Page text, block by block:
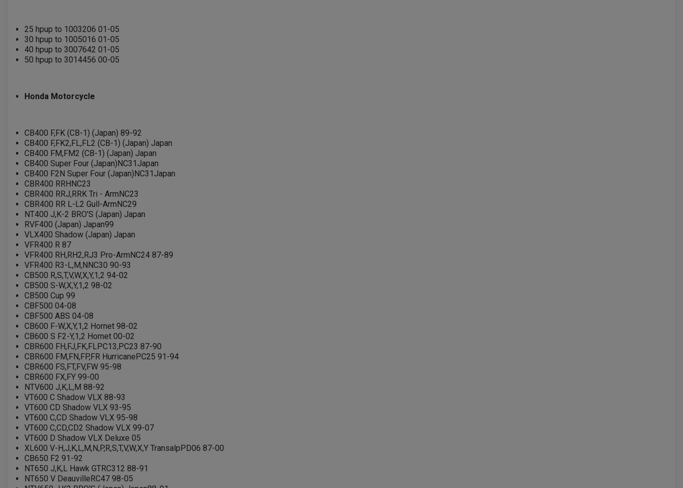
25 hpup to 1003206 01-05
30 hpup to 1005016 01-05
40 hpup to 3007642 01-05
50 hpup to 3014456 00-05
Honda Motorcycle
CB400 F,FK (CB-1) (Japan) 89-92
CB400 F,FK2,FL,FL2 (CB-1) (Japan) Japan
CB400 FM,FM2 (CB-1) (Japan) Japan
CB400 Super Four (Japan)NC31Japan
CB400 F2N Super Four (Japan)NC31Japan
CBR400 RRHNC23
CBR400 RRJ,RRK Tri - ArmNC23
CBR400 RR L-L2 Gull-ArmNC29
NT400 J,K-2 BRO'S (Japan) Japan
RVF400 (Japan) Japan99
VLX400 Shadow (Japan) Japan
VFR400 R 87
VFR400 RH,RH2,RJ3 Pro-ArmNC24 87-89
VFR400 R3-L,M,NNC30 90-93
CB500 R,S,T,V,W,X,Y,1,2 94-02
CB500 S-W,X,Y,1,2 98-02
CB500 Cup 99
CBF500 04-08
CBF500 ABS 04-08
CB600 F-W,X,Y,1,2 Hornet 98-02
CB600 S F2-Y,1,2 Hornet 00-02
CBR600 FH,FJ,FK,FLPC13,PC23 87-90
CBR600 FM,FN,FP,FR HurricanePC25 91-94
CBR600 FS,FT,FV,FW 95-98
CBR600 FX,FY 99-00
NTV600 J,K,L,M 88-92
VT600 C Shadow VLX 88-93
VT600 CD Shadow VLX 93-95
VT600 C,CD Shadow VLX 95-98
VT600 C,CD,CD2 Shadow VLX 99-07
VT600 D Shadow VLX Deluxe 05
XL600 V-H,J,K,L,M,N,P,R,S,T,V,W,X,Y TransalpPD06 87-00
CB650 F2 91-92
NT650 J,K,L Hawk GTRC312 88-91
NT650 V DeauvilleRC47 98-05